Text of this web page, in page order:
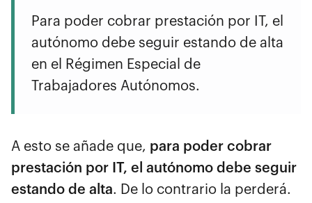
Para poder cobrar prestación por IT, el
autónomo debe seguir estando de alta
en el Régimen Especial de
Trabajadores Autónomos.
A esto se añade que, para poder cobrar
prestación por IT, el autónomo debe seguir
estando de alta. De lo contrario la perderá.